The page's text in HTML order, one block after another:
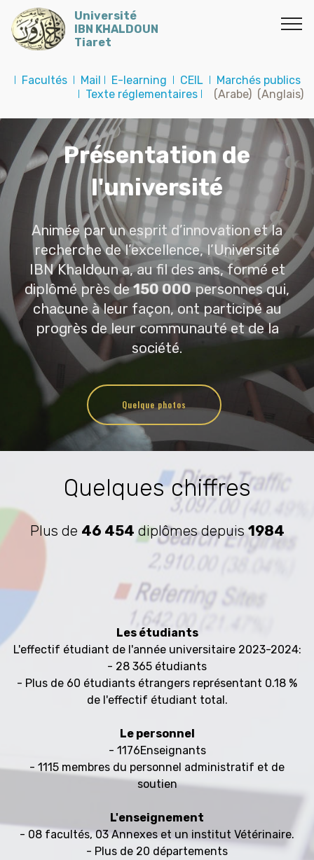
Université
IBN KHALDOUN
Tiaret
I Facultés I Mail I E-learning I CEIL I Marchés publics
I Texte réglementaires I (Arabe) (Anglais)
Présentation de
l'université
Animée par un esprit d’innovation et la
recherche de l’excellence, l’Université
IBN Khaldoun a, au fil des ans, formé et
diplômé près de150 000personnes qui,
chacune à leur façon, ont participé au
progrès de leur communauté et de la
société.
Quelque photos
Quelques chiffres
Plus de 46 454 diplômes depuis 1984
Les étudiants
L'effectif étudiant de l'année universitaire 2023-2024:
- 28 365 étudiants
- Plus de 60 étudiants étrangers représentant 0.18 %
de l'effectif étudiant total.
Le personnel
- 1176Enseignants
- 1115 membres du personnel administratif et de
soutien
L'enseignement
- 08 facultés, 03 Annexes et un institut Vétérinaire.
- Plus de 20 départements